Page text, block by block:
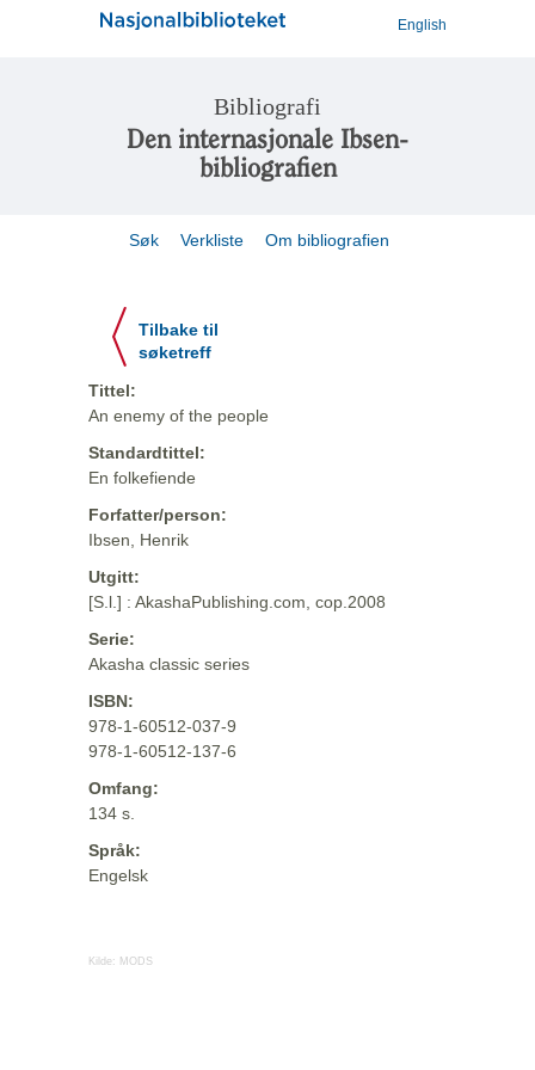
English
Bibliografi
Den internasjonale Ibsen-
bibliografien
Søk Verkliste Om bibliografien
Tilbake til
søketreff
Tittel:
An enemy of the people
Standardtittel:
En folkefiende
Forfatter/person:
Ibsen, Henrik
Utgitt:
[S.l.] : AkashaPublishing.com, cop.2008
Serie:
Akasha classic series
ISBN:
978-1-60512-037-9
978-1-60512-137-6
Omfang:
134 s.
Språk:
Engelsk
Kilde: MODS